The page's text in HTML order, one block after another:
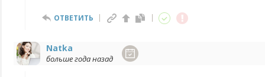
ОТВЕТИТЬ
Natka
больше года назад